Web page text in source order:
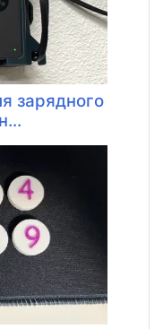
зарядного